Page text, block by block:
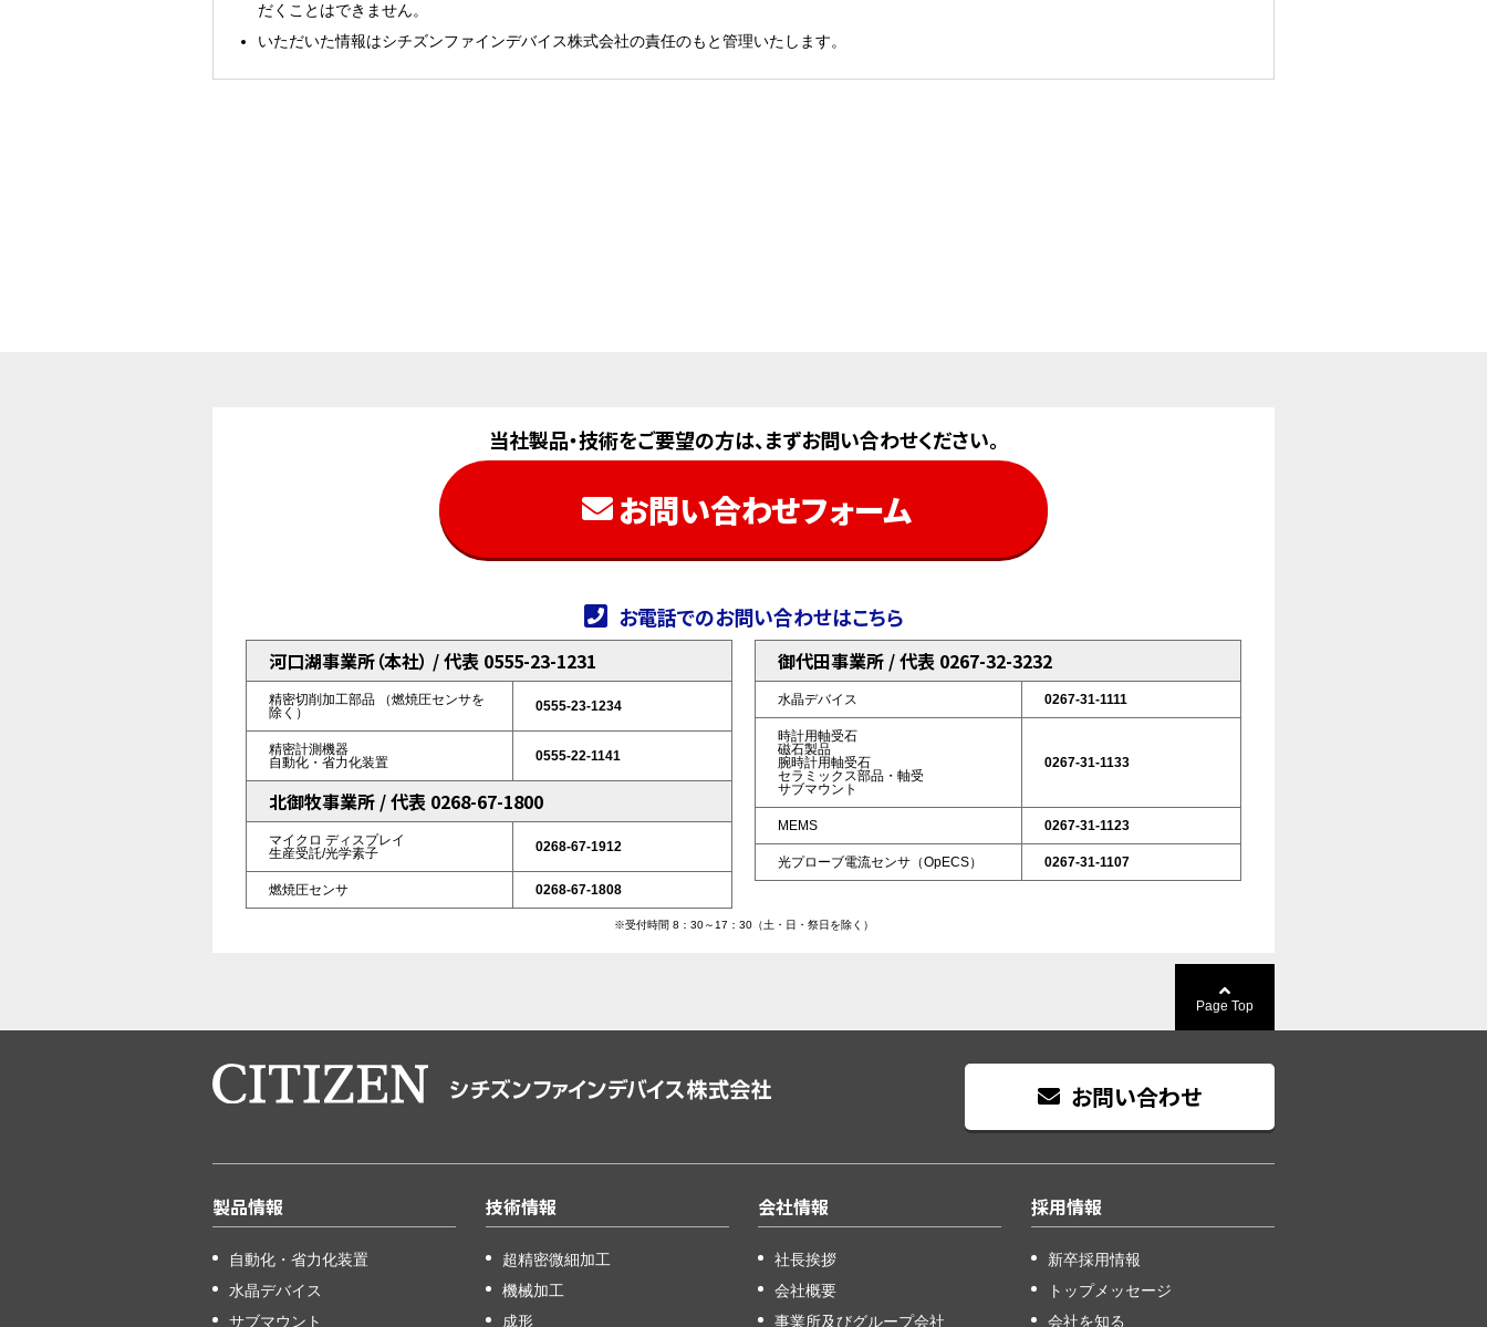
だくことはできません。
いただいた情報はシチズンファインデバイス株式会社の責任のもと管理いたします。
当社製品・技術をご要望の方は、まずお問い合わせください。
お問い合わせフォーム
お電話でのお問い合わせはこちら
河口湖事業所（本社） / 代表 0555-23-1231
精密切削加工部品 （燃焼圧センサを
除く）
0555-23-1234
精密計測機器
自動化・省力化装置
0555-22-1141
北御牧事業所 / 代表 0268-67-1800
マイクロ ディスプレイ
生産受託/光学素子
0268-67-1912
燃焼圧センサ 0268-67-1808
御代田事業所 / 代表 0267-32-3232
水晶デバイス 0267-31-1111
時計用軸受石
磁石製品
腕時計用軸受石
セラミックス部品・軸受
サブマウント
0267-31-1133
MEMS 0267-31-1123
光プローブ電流センサ（OpECS） 0267-31-1107
※受付時間 8：30～17：30（土・日・祭日を除く）
Page Top
お問い合わせ
製品情報
自動化・省力化装置
水晶デバイス
サブマウント
技術情報
超精密微細加工
機械加工
成形
会社情報
社長挨拶
会社概要
事業所及びグループ会社
採用情報
新卒採用情報
トップメッセージ
会社を知る